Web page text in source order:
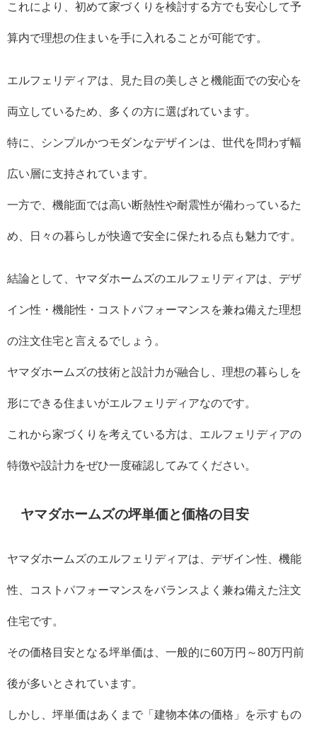
これにより、初めて家づくりを検討する方でも安心して予
算内で理想の住まいを手に入れることが可能です。
エルフェリディアは、見た目の美しさと機能面での安心を
両立しているため、多くの方に選ばれています。
特に、シンプルかつモダンなデザインは、世代を問わず幅
広い層に支持されています。
一方で、機能面では高い断熱性や耐震性が備わっているた
め、日々の暮らしが快適で安全に保たれる点も魅力です。
結論として、ヤマダホームズのエルフェリディアは、デザ
イン性・機能性・コストパフォーマンスを兼ね備えた理想
の注文住宅と言えるでしょう。
ヤマダホームズの技術と設計力が融合し、理想の暮らしを
形にできる住まいがエルフェリディアなのです。
これから家づくりを考えている方は、エルフェリディアの
特徴や設計力をぜひ一度確認してみてください。
ヤマダホームズの坪単価と価格の目安
ヤマダホームズのエルフェリディアは、デザイン性、機能
性、コストパフォーマンスをバランスよく兼ね備えた注文
住宅です。
その価格目安となる坪単価は、一般的に60万円～80万円前
後が多いとされています。
しかし、坪単価はあくまで「建物本体の価格」を示すもの